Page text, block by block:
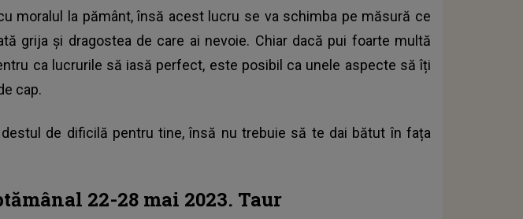
moralul la pământ, însă acest lucru se va schimba pe măsură ce
grija și dragostea de care ai nevoie. Chiar dacă pui foarte multă
ca lucrurile să iasă perfect, este posibil ca unele aspecte să îți
cap.
de dificilă pentru tine, însă nu trebuie să te dai bătut în fața
22-28 mai 2023. Taur